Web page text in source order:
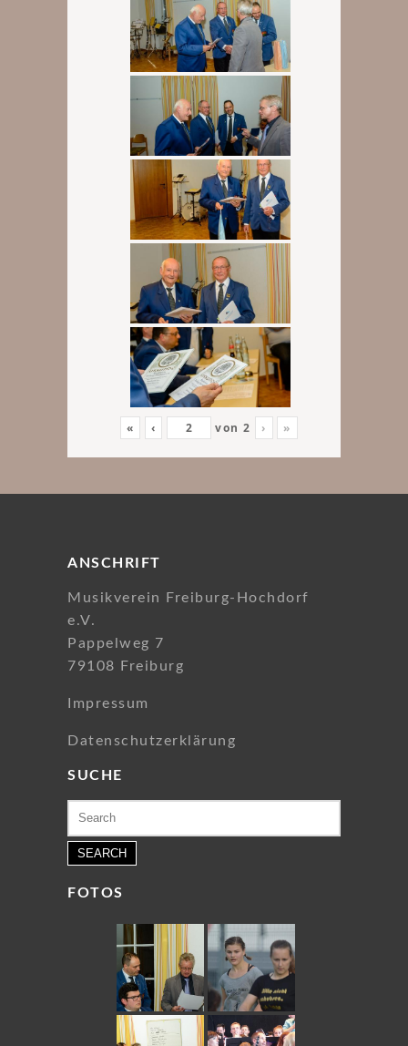
« ‹ von 2 › »
ANSCHRIFT
Musikverein Freiburg-Hochdorf
e.V.
Pappelweg 7
79108 Freiburg
Impressum
Datenschutzerklärung
SUCHE
for:
FOTOS